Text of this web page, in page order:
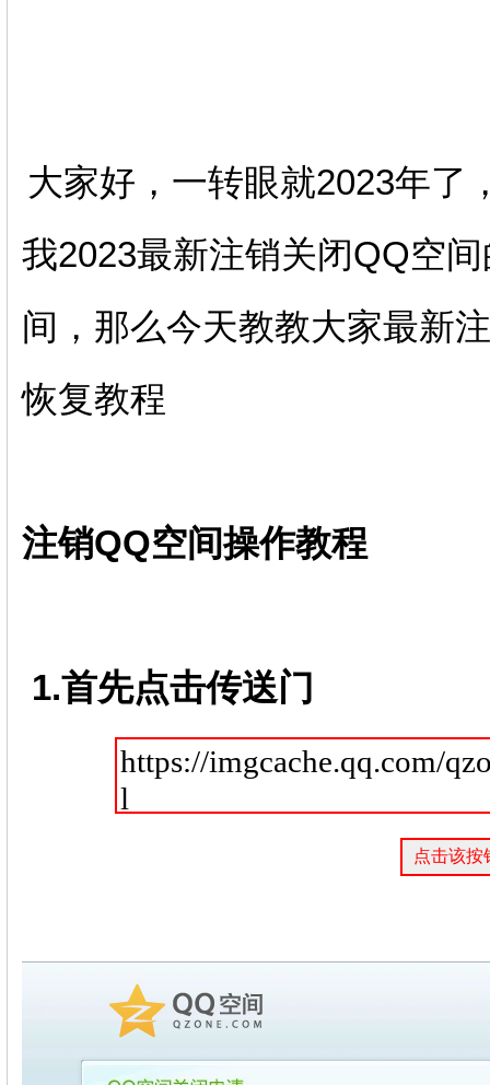
大家好，一转眼就2023年了
我2023最新注销关闭QQ空
间，那么今天教教大家最新
恢复教程
注销QQ空间操作教程
1.首先点击传送门